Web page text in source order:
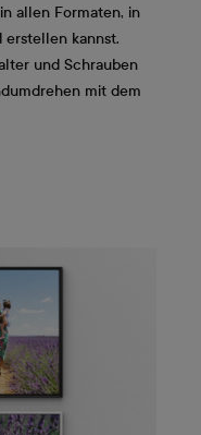
allen Formaten, in
kannst.
und Schrauben
mit dem